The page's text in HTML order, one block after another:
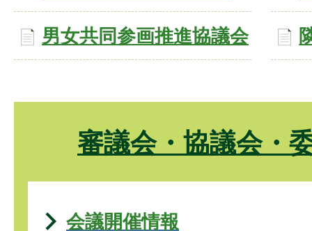
男女共同参画推進協議会
審議会・協議会・
会議開催情報